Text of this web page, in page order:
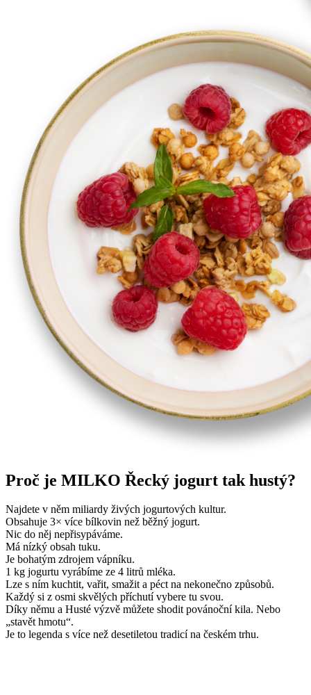
Proč je MILKO Řecký jogurt tak hustý?
Najdete v něm miliardy živých jogurtových kultur.
Obsahuje 3× více bílkovin než běžný jogurt.
Nic do něj nepřisypáváme.
Má nízký obsah tuku.
Je bohatým zdrojem vápníku.
1 kg jogurtu vyrábíme ze 4 litrů mléka.
Lze s ním kuchtit, vařit, smažit a péct na nekonečno způsobů.
Každý si z osmi skvělých příchutí vybere tu svou.
Díky němu a Husté výzvě můžete shodit povánoční kila. Nebo
„stavět hmotu“.
Je to legenda s více než desetiletou tradicí na českém trhu.